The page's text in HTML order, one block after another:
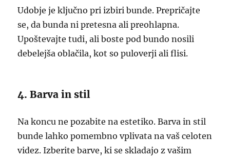
Udobje je ključno pri izbiri bunde. Prepričajte
se, da bunda ni pretesna ali preohlapna.
Upoštevajte tudi, ali boste pod bundo nosili
debelejša oblačila, kot so puloverji ali flisi.
4. Barva in stil
Na koncu ne pozabite na estetiko. Barva in stil
bunde lahko pomembno vplivata na vaš celoten
videz. Izberite barve, ki se skladajo z vašim